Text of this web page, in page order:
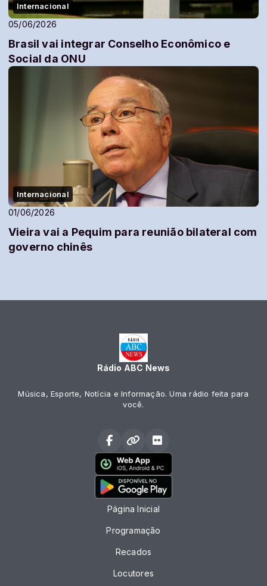
Internacional
05/06/2026
Brasil vai integrar Conselho Econômico e
Social da ONU
Internacional
01/06/2026
Vieira vai a Pequim para reunião bilateral com
governo chinês
Rádio ABC News
Música, Esporte, Notícia e Informação. Uma rádio feita para
você.
Página Inicial
Programação
Recados
Locutores